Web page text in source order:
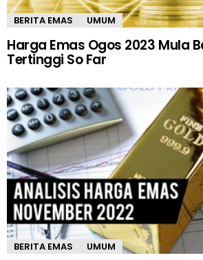
BERITA EMAS UMUM
Harga Emas Ogos 2023 Mula
Tertinggi So Far
BERITA EMAS UMUM